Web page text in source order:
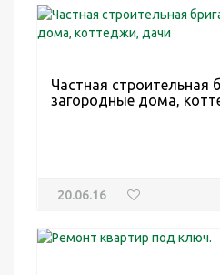
Частная строительная
загородные дома,
20.06.16